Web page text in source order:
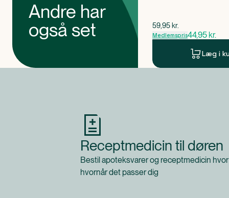
Andre har
også set
$gammel pris
59,95 kr.
Medlemspris44,95 kr.
Læg i
Receptmedicin til døren
Bestil apoteksvarer og receptmedicin
hvornår det passer dig